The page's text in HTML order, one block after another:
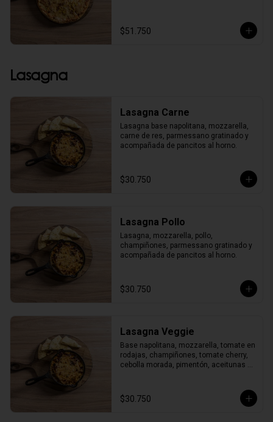
$51.750
Lasagna
Lasagna Carne
Lasagna base napolitana, mozzarella,
carne de res, parmessano gratinado y
acompañada de pancitos al horno.
$30.750
Lasagna Pollo
Lasagna, mozzarella, pollo,
champiñones, parmessano gratinado y
acompañada de pancitos al horno.
$30.750
Lasagna Veggie
Base napolitana, mozzarella, tomate en
rodajas, champiñones, tomate cherry,
cebolla morada, pimentón, aceitunas
$30.750